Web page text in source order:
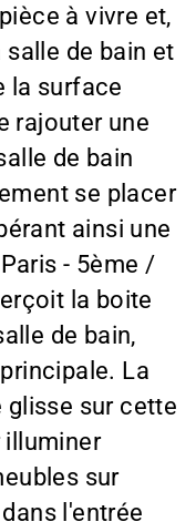
à vivre et,
de bain et
la surface
rajouter une
de bain
se placer
ainsi une
- 5ème /
la boite
de bain,
La
glisse sur cette
illuminer
sur
l'entrée